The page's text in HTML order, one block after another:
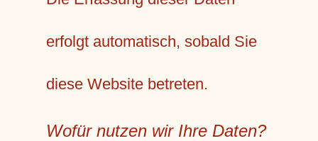
erfolgt automatisch, sobald Sie
diese Website betreten.
Wofür nutzen wir Ihre Daten?